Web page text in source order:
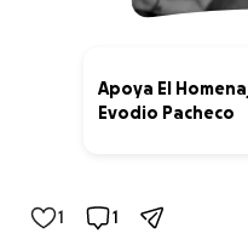
Apoya El
Evodio Pacheco
1 1